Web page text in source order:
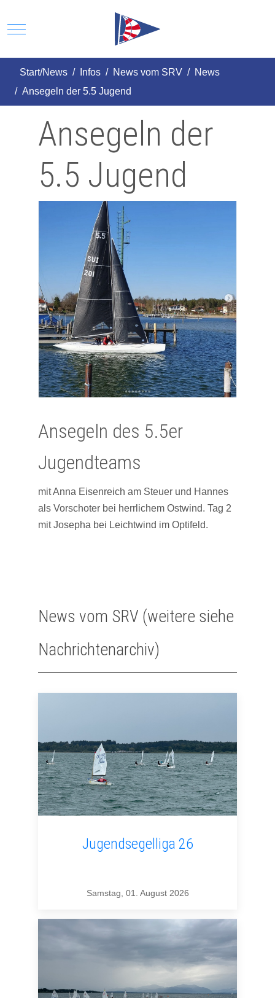
Mobile Menu Toggle
Start/News Infos News vom SRV
News
Ansegeln der 5.5 Jugend
Ansegeln der
5.5 Jugend
Ansegeln des 5.5er
Jugendteams
mit Anna Eisenreich am Steuer und Hannes
als Vorschoter bei herrlichem Ostwind. Tag 2
mit Josepha bei Leichtwind im Optifeld.
News vom SRV (weitere siehe
Nachrichtenarchiv)
Jugendsegelliga 26
Samstag, 01. August 2026